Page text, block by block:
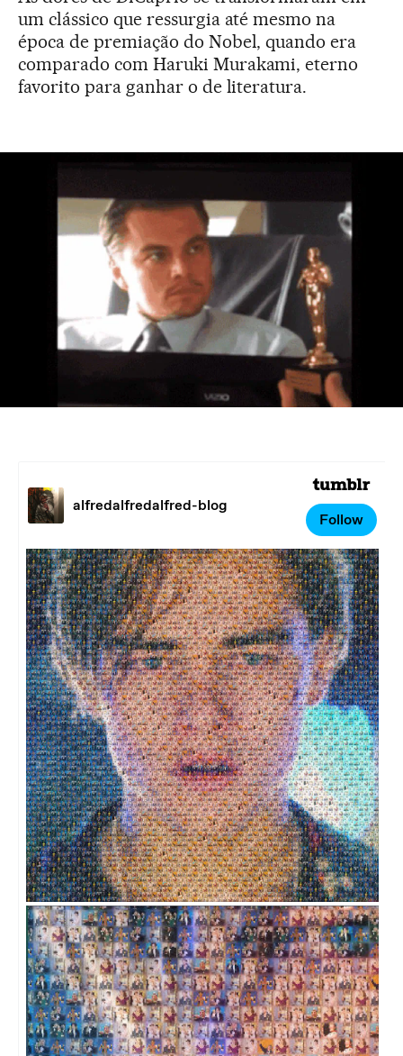
um clássico que ressurgia até mesmo na
época de premiação do Nobel, quando era
comparado com Haruki Murakami, eterno
favorito para ganhar o de literatura.